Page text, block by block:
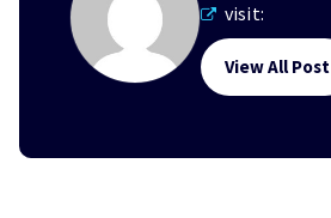
visit:
View All Post